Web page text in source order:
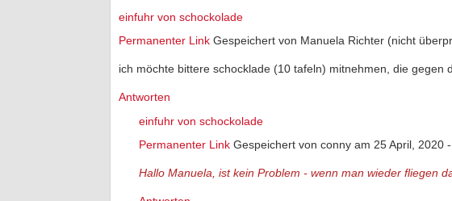
einfuhr von schockolade
Permanenter Link Gespeichert von Manuela Richter (nicht
ich möchte bittere schocklade (10 tafeln) mitnehmen, die gegen
Antworten
einfuhr von schockolade
Permanenter Link Gespeichert von conny am 25 April, 2020
Hallo Manuela, ist kein Problem - wenn man wieder fliegen